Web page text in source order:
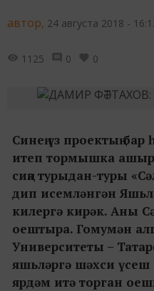
автор, 24 августа 2018 -
1125 0 0
Синең үз проектың
итеп тормышка
сиңа турыдан-туры
дип исемләнгән
килергә кирәк. Аны
оештыра. Гомумән
Университеты –
яшьләргә шәхси
ярдәм итә торган